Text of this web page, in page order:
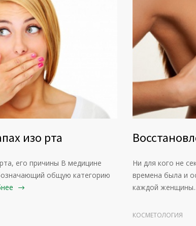
изо рта
его причины В медицине
общую категорию
Ни для кого не
времена была и
каждой
КОСМЕТОЛОГИЯ